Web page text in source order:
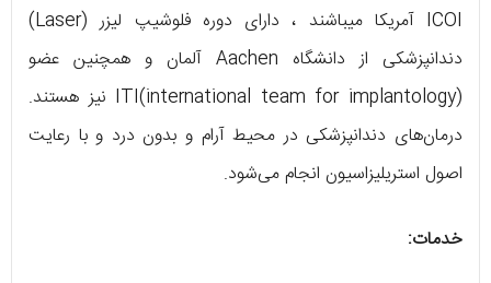
ICOI آمریکا میباشند ، دارای دوره فلوشیپ لیزر (Laser)
دندانپزشکی از دانشگاه Aachen آلمان و همچنین عضو
ITI(international team for implantology) نیز هستند.
درمان‌های دندانپزشکی در محیط آرام و بدون درد و با رعایت
اصول استریلیزاسیون انجام می‌شود.
خدمات: